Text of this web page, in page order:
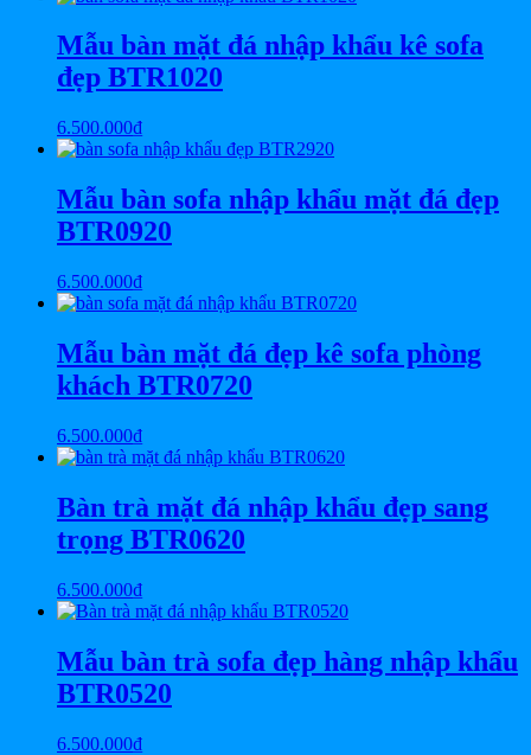
Mẫu bàn mặt đá nhập khẩu kê sofa
đẹp BTR1020
6.500.000₫
Mẫu bàn sofa nhập khẩu mặt đá đẹp
BTR0920
6.500.000₫
Mẫu bàn mặt đá đẹp kê sofa phòng
khách BTR0720
6.500.000₫
Bàn trà mặt đá nhập khẩu đẹp sang
trọng BTR0620
6.500.000₫
Mẫu bàn trà sofa đẹp hàng nhập khẩu
BTR0520
6.500.000₫